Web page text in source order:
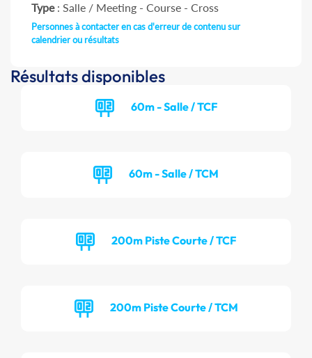
Type: Salle / Meeting - Course - Cross
Personnes à contacter en cas d'erreur de contenu sur
calendrier ou résultats
Résultats disponibles
60m - Salle / TCF
60m - Salle / TCM
200m Piste Courte / TCF
200m Piste Courte / TCM